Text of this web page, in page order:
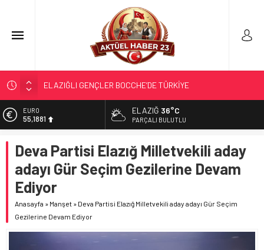
ŞAMPİYONASI’NDA İLİMİZİ GURURLA TEMSİL ETTİ
298 MİLYON DOLARLIK İHRACAT
ELAZIĞ’DA TEFECİLİK OPERASYONU
EURO
55,1881
6.660,55
BİST
13.779,39
DOLAR
47,7111
ELAZIĞ 36°C
PARÇALI BULUTLU
Deva Partisi Elazığ Milletvekili aday
adayı Gür Seçim Gezilerine Devam
Ediyor
Anasayfa » Manşet » Deva Partisi Elazığ Milletvekili aday adayı Gür Seçim
Gezilerine Devam Ediyor